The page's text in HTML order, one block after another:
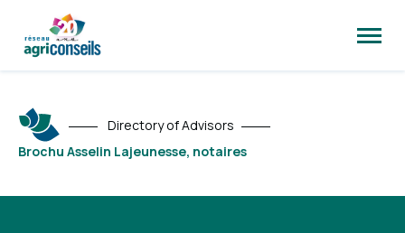
site
Directory of Advisors
Brochu Asselin Lajeunesse, notaires